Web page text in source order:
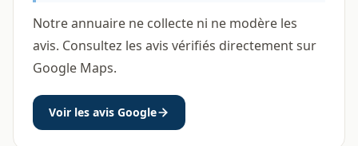
Notre annuaire ne collecte ni ne modère les
avis. Consultez les avis vérifiés directement sur
Google Maps.
Voir les avis Google